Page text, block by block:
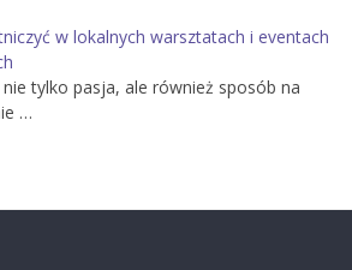
w lokalnych warsztatach i eventach
tylko pasja, ale również sposób na
…